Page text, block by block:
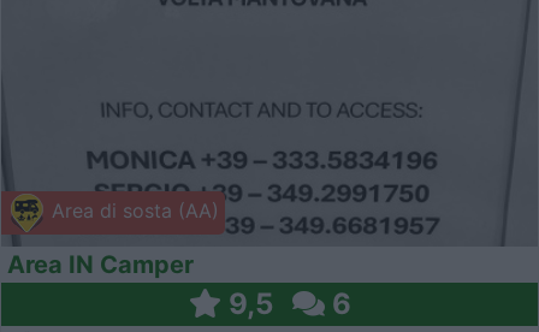
Area di sosta (AA)
Area IN Camper
9,5 6